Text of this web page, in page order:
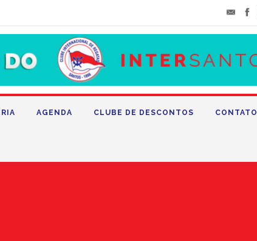
AGENDA CLUBE DE DESCONTOS CONTATO